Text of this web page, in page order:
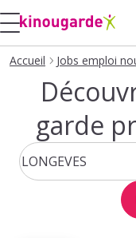
Accueil Jobs emploi
garde